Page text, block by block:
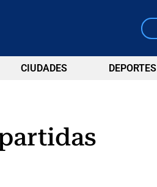
CIUDADES DEPORTES